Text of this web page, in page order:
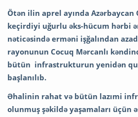
Ötən ilin aprel ayında
keçirdiyi uğurlu əks-hücum hərbi
nəticəsində erməni işğalından
rayonunun Cocuq Mərcanlı
bütün infrastrukturun yenidən
başlanılıb.
Əhalinin rahat və bütün lazımi
olunmuş şəkildə yaşamaları üçün